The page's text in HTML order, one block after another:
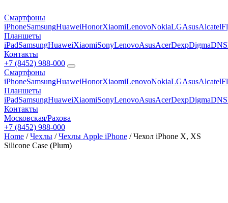
Смартфоны
iPhoneSamsungHuaweiHonorXiaomiLenovoNokiaLGAsusAlcatel
Планшеты
iPadSamsungHuaweiXiaomiSonyLenovoAsusAcerDexpDigmaDNS
Контакты
+7 (8452) 988-000
Смартфоны
iPhoneSamsungHuaweiHonorXiaomiLenovoNokiaLGAsusAlcatel
Планшеты
iPadSamsungHuaweiXiaomiSonyLenovoAsusAcerDexpDigmaDNS
Контакты
Московская/Рахова
+7 (8452) 988-000
Home /Чехлы /Чехлы Apple iPhone / Чехол iPhone X, XS
Silicone Case (Plum)